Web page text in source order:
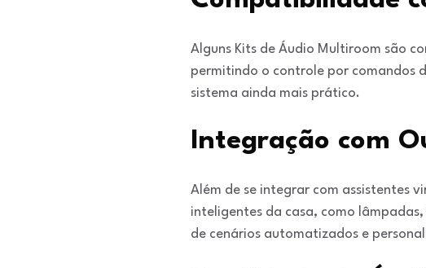
Alguns Kits de Áudio Multiroom são
permitindo o controle por comandos
sistema ainda mais prático.
Integração com
Além de se integrar com assistentes
inteligentes da casa, como
de cenários automatizados e